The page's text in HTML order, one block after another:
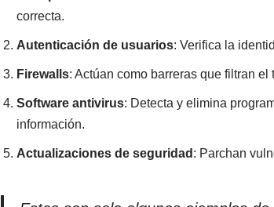
correcta.
Autenticación de usuarios: Verifica la
Firewalls: Actúan como barreras que filtran
Software antivirus: Detecta y elimina
información.
Actualizaciones de seguridad : Parchan